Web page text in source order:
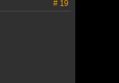
# 19